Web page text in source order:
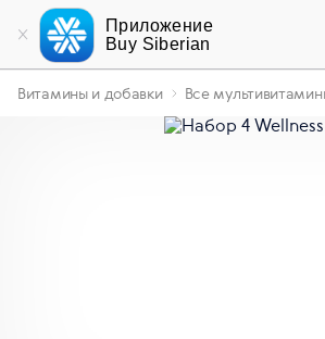
Приложение
Buy Siberian
Витамины и добавки Все